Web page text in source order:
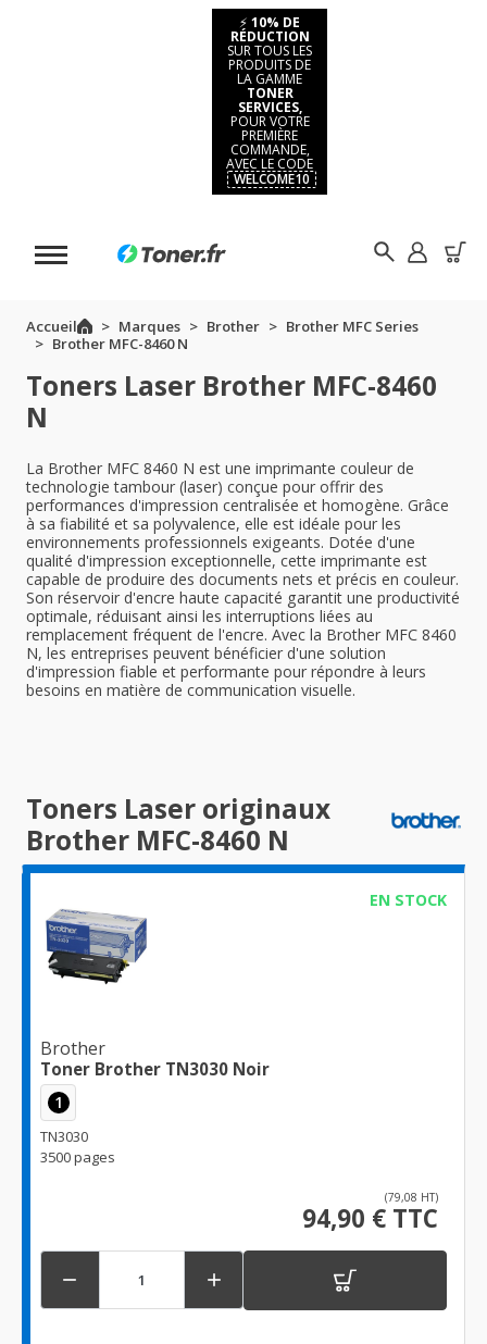
⚡ 10% DE
RÉDUCTION
SUR TOUS LES
PRODUITS DE
LA GAMME
TONER
SERVICES,
POUR VOTRE
PREMIÈRE
COMMANDE,
AVEC LE CODE
WELCOME10
Accueil Marques Brother
Brother MFC Series
Brother MFC-8460 N
Toners Laser Brother MFC-8460
N
La Brother MFC 8460 N est une imprimante couleur de
technologie tambour (laser) conçue pour offrir des
performances d'impression centralisée et homogène. Grâce
à sa fiabilité et sa polyvalence, elle est idéale pour les
environnements professionnels exigeants. Dotée d'une
qualité d'impression exceptionnelle, cette imprimante est
capable de produire des documents nets et précis en couleur.
Son réservoir d'encre haute capacité garantit une productivité
optimale, réduisant ainsi les interruptions liées au
remplacement fréquent de l'encre. Avec la Brother MFC 8460
N, les entreprises peuvent bénéficier d'une solution
d'impression fiable et performante pour répondre à leurs
besoins en matière de communication visuelle.
Toners Laser originaux
Brother MFC-8460 N
EN STOCK
Brother
Toner Brother TN3030 Noir
1
TN3030
3500 pages
(79,08 HT)
94,90 € TTC
 